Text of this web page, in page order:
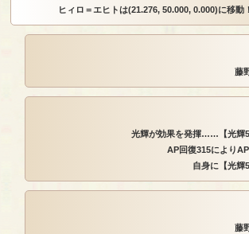
ヒィロ＝エヒトは(21.276, 50.000, 0.000)に移動！
藤
光輝が効果を発揮……【光輝
AP回復315により
自身に【光輝
藤